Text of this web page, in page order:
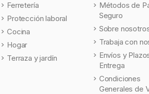
Ferretería
Protección laboral
Cocina
Hogar
Terraza y jardín
Métodos de
Seguro
Sobre
Trabaja con
Envíos y
Entrega
Condiciones
Generales de